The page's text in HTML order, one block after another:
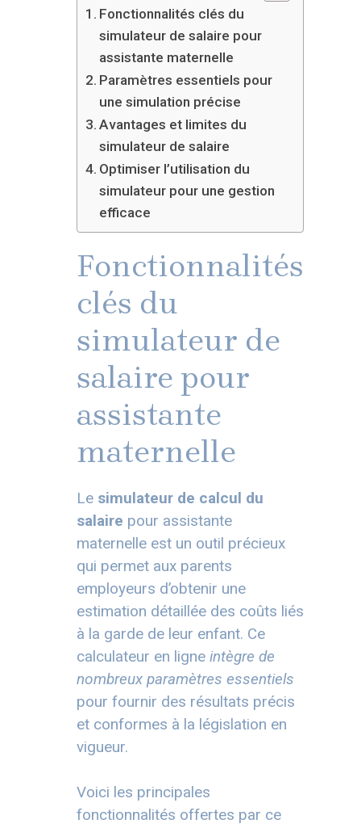
Fonctionnalités clés du
simulateur de salaire pour
assistante maternelle
Paramètres essentiels pour
une simulation précise
Avantages et limites du
simulateur de salaire
Optimiser l’utilisation du
simulateur pour une gestion
efficace
Fonctionnalités
clés du
simulateur de
salaire pour
assistante
maternelle
Le simulateur de calcul du
salaire pour assistante
maternelle est un outil précieux
qui permet aux parents
employeurs d’obtenir une
estimation détaillée des coûts liés
à la garde de leur enfant. Ce
calculateur en ligne intègre de
nombreux paramètres essentiels
pour fournir des résultats précis
et conformes à la législation en
vigueur.
Voici les principales
fonctionnalités offertes par ce